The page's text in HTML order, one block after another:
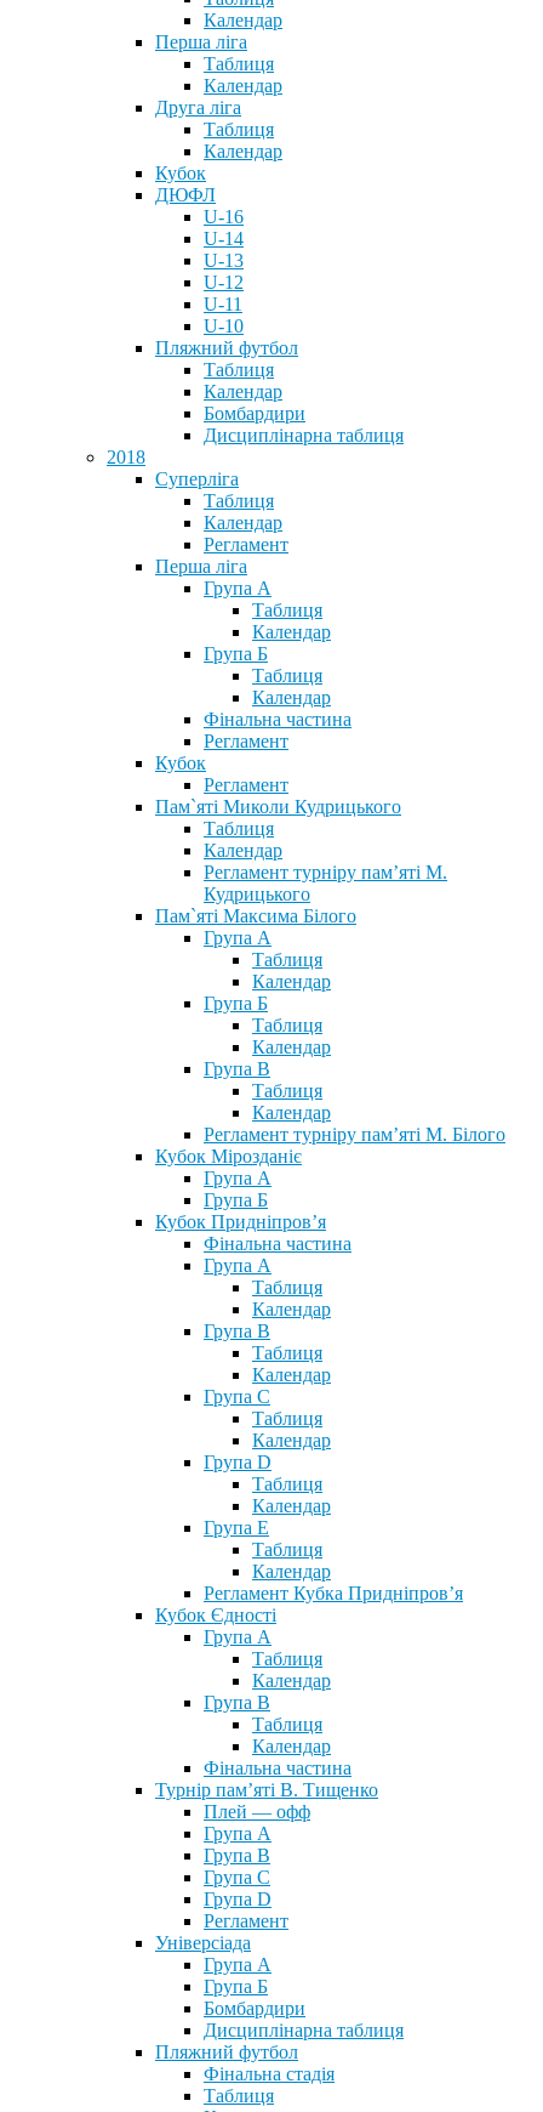
Календар
Перша ліга
Таблиця
Календар
Друга ліга
Таблиця
Календар
Кубок
ДЮФЛ
U-16
U-14
U-13
U-12
U-11
U-10
Пляжний футбол
Таблиця
Календар
Бомбардири
Дисциплінарна таблиця
2018
Суперліга
Таблиця
Календар
Регламент
Перша ліга
Група А
Таблиця
Календар
Група Б
Таблиця
Календар
Фінальна частина
Регламент
Кубок
Регламент
Пам`яті Миколи Кудрицького
Таблиця
Календар
Регламент турніру пам’яті М.
Кудрицького
Пам`яті Максима Білого
Група А
Таблиця
Календар
Група Б
Таблиця
Календар
Група В
Таблиця
Календар
Регламент турніру пам’яті М. Білого
Кубок Мірозданіє
Група А
Група Б
Кубок Придніпров’я
Фінальна частина
Група А
Таблиця
Календар
Група В
Таблиця
Календар
Група С
Таблиця
Календар
Група D
Таблиця
Календар
Група Е
Таблиця
Календар
Регламент Кубка Придніпров’я
Кубок Єдності
Група А
Таблиця
Календар
Група В
Таблиця
Календар
Фінальна частина
Турнір пам’яті В. Тищенко
Плей — офф
Група А
Група B
Група С
Група D
Регламент
Універсіада
Група А
Група Б
Бомбардири
Дисциплінарна таблиця
Пляжний футбол
Фінальна стадія
Таблиця